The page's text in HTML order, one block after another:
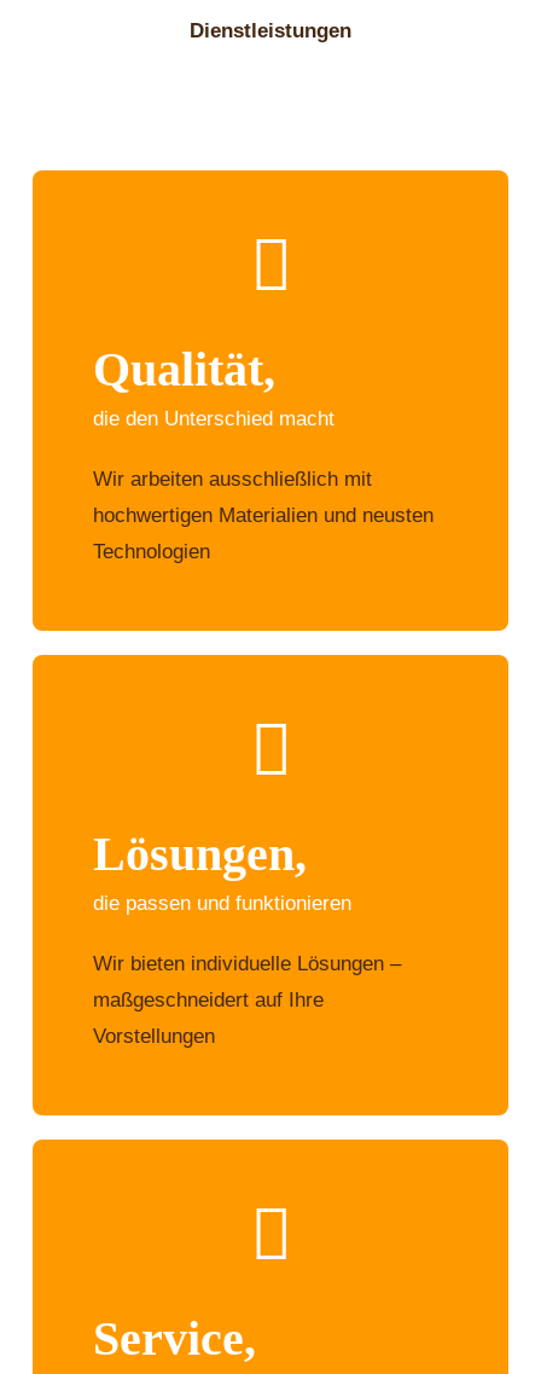
Dienstleistungen
Qualität,
die den Unterschied macht
Wir arbeiten ausschließlich mit
hochwertigen Materialien und neusten
Technologien
Lösungen,
die passen und funktionieren
Wir bieten individuelle Lösungen –
maßgeschneidert auf Ihre
Vorstellungen
Service,